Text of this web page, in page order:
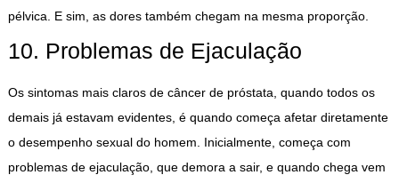
pélvica. E sim, as dores também chegam na mesma proporção.
10. Problemas de Ejaculação
Os sintomas mais claros de câncer de próstata, quando todos os
demais já estavam evidentes, é quando começa afetar diretamente
o desempenho sexual do homem. Inicialmente, começa com
problemas de ejaculação, que demora a sair, e quando chega vem